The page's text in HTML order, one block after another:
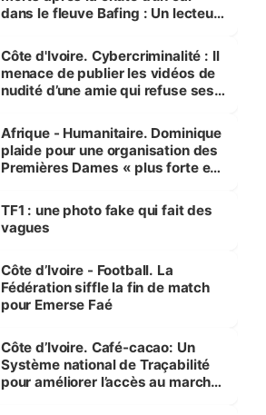
dans le fleuve Bafing : Un lecteur
des Transports
Côte d'Ivoire. Cybercriminalité : Il
menace de publier les vidéos de
nudité d’une amie qui refuse ses
Afrique - Humanitaire. Dominique
plaide pour une organisation des
Premières Dames « plus forte et
sur la scène internationale »
TF1 : une photo fake qui fait des
vagues
Côte d’Ivoire - Football. La
Fédération siffle la fin de match
pour Emerse Faé
Côte d’Ivoire. Café-cacao: Un
Système national de Traçabilité
pour améliorer l’accès au marché